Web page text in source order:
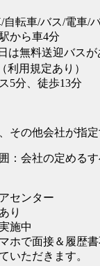
転車/バス/電車/
から車4分
は無料送迎バスが
用規定あり）
5分、徒歩13分
その他会社が指定
：会社の定める
センター
り
施中
ホで面接＆履歴
いただきます。